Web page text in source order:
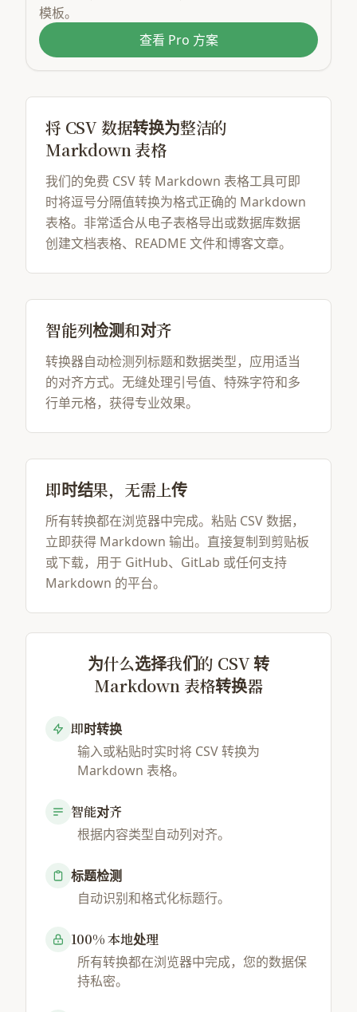
模板。
查看 Pro 方案
将 CSV 数据转换为整洁的
Markdown 表格
我们的免费 CSV 转 Markdown 表格工具可即
时将逗号分隔值转换为格式正确的 Markdown
表格。非常适合从电子表格导出或数据库数据
创建文档表格、README 文件和博客文章。
智能列检测和对齐
转换器自动检测列标题和数据类型，应用适当
的对齐方式。无缝处理引号值、特殊字符和多
行单元格，获得专业效果。
即时结果，无需上传
所有转换都在浏览器中完成。粘贴 CSV 数据，
立即获得 Markdown 输出。直接复制到剪贴板
或下载，用于 GitHub、GitLab 或任何支持
Markdown 的平台。
为什么选择我们的 CSV 转
Markdown 表格转换器
即时转换
输入或粘贴时实时将 CSV 转换为
Markdown 表格。
智能对齐
根据内容类型自动列对齐。
标题检测
自动识别和格式化标题行。
100% 本地处理
所有转换都在浏览器中完成，您的数据保
持私密。